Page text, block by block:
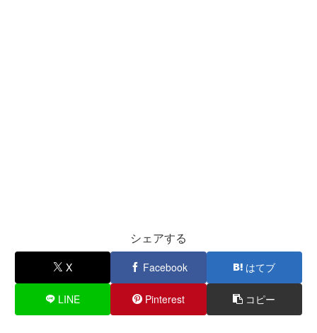
シェアする
X Facebook はてブ
LINE Pinterest コピー